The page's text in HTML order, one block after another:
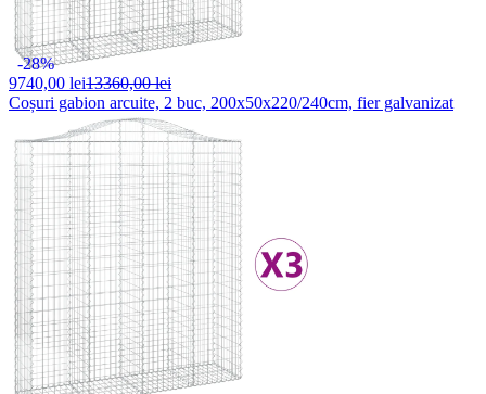
-28%
9740,00 lei13360,00 lei
Coșuri gabion arcuite, 2 buc, 200x50x220/240cm, fier galvanizat